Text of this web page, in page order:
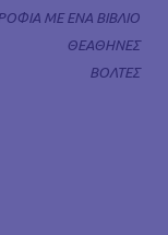
ΜΕ ΕΝΑ ΒΙΒΛΙΟ
ΘΕΑΘΗΝΕΣ
ΒΟΛΤΕΣ